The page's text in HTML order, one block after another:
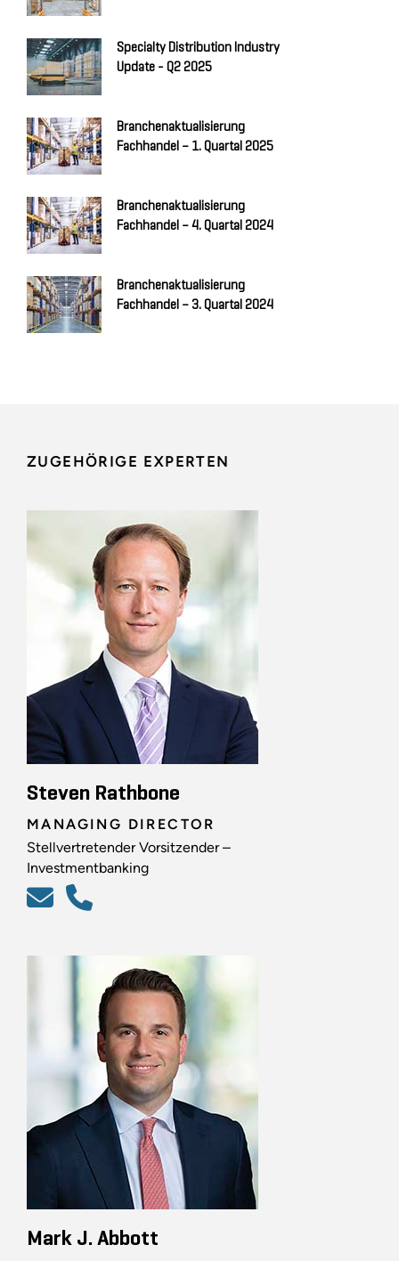
Specialty Distribution Industry
Update - Q2 2025
Branchenaktualisierung
Fachhandel – 1. Quartal 2025
Branchenaktualisierung
Fachhandel – 4. Quartal 2024
Branchenaktualisierung
Fachhandel – 3. Quartal 2024
ZUGEHÖRIGE EXPERTEN
Steven Rathbone
MANAGING DIRECTOR
Stellvertretender Vorsitzender –
Investmentbanking
Mark J. Abbott